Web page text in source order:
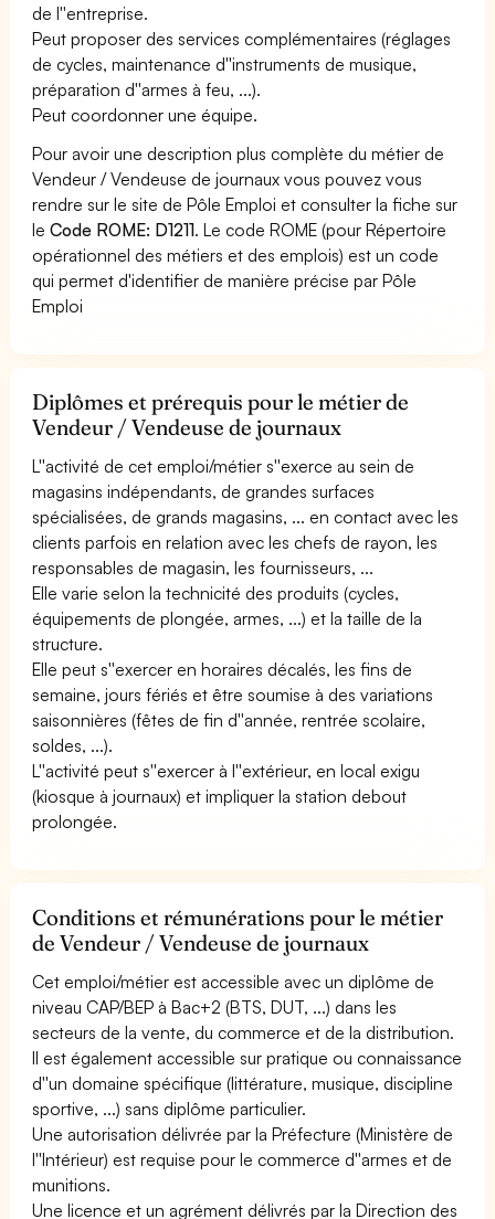
de l''entreprise.
Peut proposer des services complémentaires (réglages
de cycles, maintenance d''instruments de musique,
préparation d''armes à feu, ...).
Peut coordonner une équipe.
Pour avoir une description plus complète du métier de
Vendeur / Vendeuse de journaux vous pouvez vous
rendre sur le site de Pôle Emploi et consulter la fiche sur
leCode ROME: D1211. Le code ROME (pour Répertoire
opérationnel des métiers et des emplois) est un code
qui permet d'identifier de manière précise par Pôle
Emploi
Diplômes et prérequis pour le métier de
Vendeur / Vendeuse de journaux
L''activité de cet emploi/métier s''exerce au sein de
magasins indépendants, de grandes surfaces
spécialisées, de grands magasins, ... en contact avec les
clients parfois en relation avec les chefs de rayon, les
responsables de magasin, les fournisseurs, ...
Elle varie selon la technicité des produits (cycles,
équipements de plongée, armes, ...) et la taille de la
structure.
Elle peut s''exercer en horaires décalés, les fins de
semaine, jours fériés et être soumise à des variations
saisonnières (fêtes de fin d''année, rentrée scolaire,
soldes, ...).
L''activité peut s''exercer à l''extérieur, en local exigu
(kiosque à journaux) et impliquer la station debout
prolongée.
Conditions et rémunérations pour le métier
de Vendeur / Vendeuse de journaux
Cet emploi/métier est accessible avec un diplôme de
niveau CAP/BEP à Bac+2 (BTS, DUT, ...) dans les
secteurs de la vente, du commerce et de la distribution.
Il est également accessible sur pratique ou connaissance
d''un domaine spécifique (littérature, musique, discipline
sportive, ...) sans diplôme particulier.
Une autorisation délivrée par la Préfecture (Ministère de
l''Intérieur) est requise pour le commerce d''armes et de
munitions.
Une licence et un agrément délivrés par la Direction des